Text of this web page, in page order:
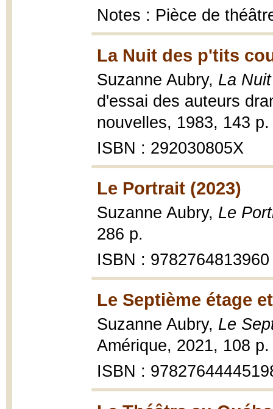
Notes : Pièce de
La Nuit des p'tits
Suzanne Aubry, La
d'essai des auteurs
nouvelles, 1983, 143
ISBN : 292030805X
Le Portrait (2023)
Suzanne Aubry, Le
286 p.
ISBN : 9782764813960
Le Septième étage
Suzanne Aubry, Le
Amérique, 2021, 108 p.
ISBN :